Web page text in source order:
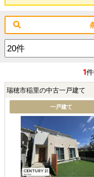
1
瑞穂市稲里の中古一戸建て
一戸建て